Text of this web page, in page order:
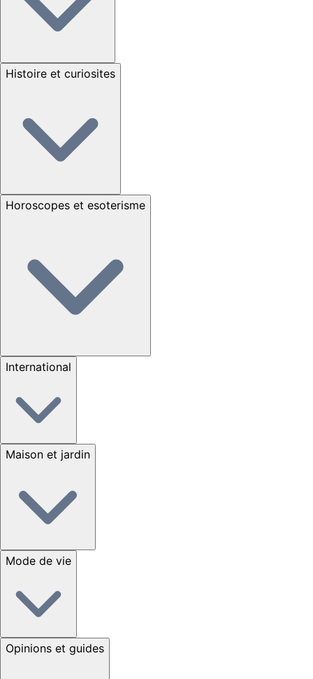
Histoire et curiosites
Horoscopes et esoterisme
International
Maison et jardin
Mode de vie
Opinions et guides